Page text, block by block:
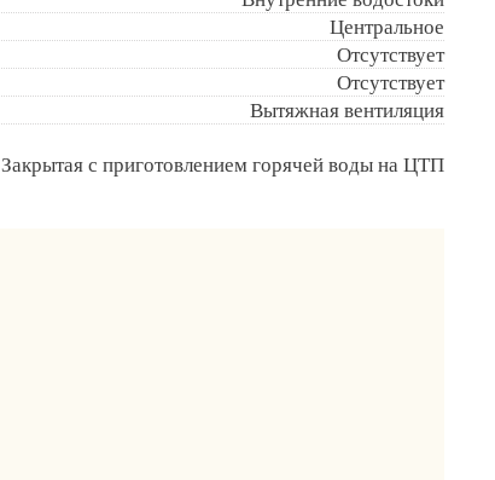
Центральное
Отсутствует
Отсутствует
Вытяжная вентиляция
Закрытая с приготовлением горячей воды на ЦТП